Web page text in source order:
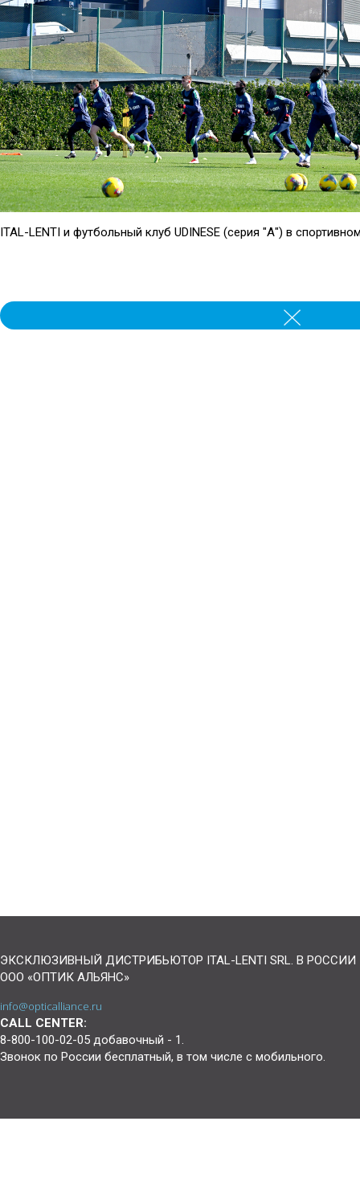
ITAL-LENTI и футбольный клуб UDINESE (серия "А") в
ЭКСКЛЮЗИВНЫЙ ДИСТРИБЬЮТОР ITAL-LENTI SRL. В РОССИИ
ООО «ОПТИК АЛЬЯНС»
info@opticalliance.ru
CALL CENTER:
8-800-100-02-05 добавочный - 1.
Звонок по России бесплатный, в том числе с мобильного.